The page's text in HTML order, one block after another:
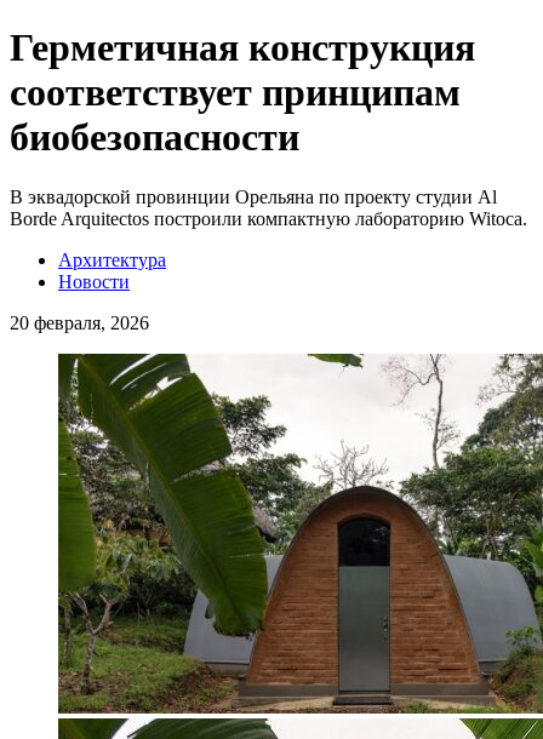
Герметичная конструкция
соответствует принципам
биобезопасности
В эквадорской провинции Орельяна по проекту студии Al
Borde Arquitectos построили компактную лабораторию Witoca.
Архитектура
Новости
20 февраля, 2026